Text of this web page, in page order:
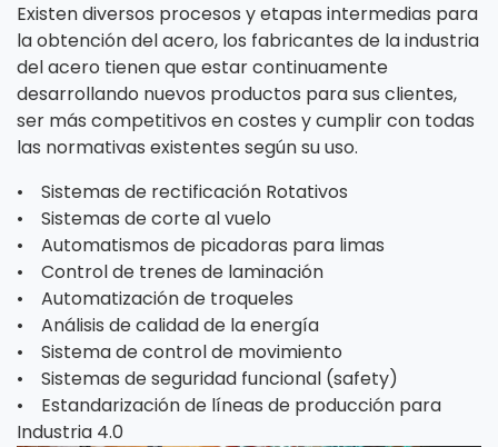
Existen diversos procesos y etapas intermedias para
la obtención del acero, los fabricantes de la industria
del acero tienen que estar continuamente
desarrollando nuevos productos para sus clientes,
ser más competitivos en costes y cumplir con todas
las normativas existentes según su uso.
• Sistemas de rectificación Rotativos
• Sistemas de corte al vuelo
• Automatismos de picadoras para limas
• Control de trenes de laminación
• Automatización de troqueles
• Análisis de calidad de la energía
• Sistema de control de movimiento
• Sistemas de seguridad funcional (safety)
• Estandarización de líneas de producción para
Industria 4.0